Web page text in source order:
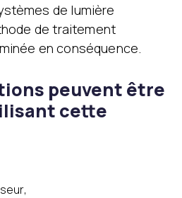
de lumière
de traitement
en conséquence.
peuvent être
cette